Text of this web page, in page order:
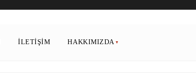
İLETIŞIM HAKKIMIZDA